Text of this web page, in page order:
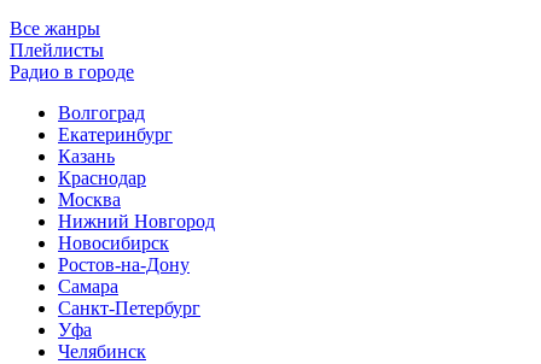
Все жанры
Плейлисты
Радио в городе
Волгоград
Екатеринбург
Казань
Краснодар
Москва
Нижний Новгород
Новосибирск
Ростов-на-Дону
Самара
Санкт-Петербург
Уфа
Челябинск